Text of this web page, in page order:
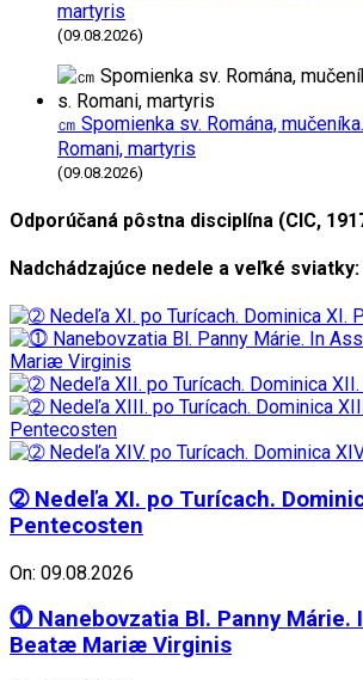
martyris
(09.08.2026)
㎝ Spomienka sv. Romána,
Romani, martyris
(09.08.2026)
Odporúčaná pôstna disciplína (CIC,
Nadchádzajúce nedele a veľké sviatky:
➁ Nedeľa XI. po Turícach.
Pentecosten
On: 09.08.2026
⓵ Nanebovzatia Bl. Panny Márie.
Beatæ Mariæ Virginis